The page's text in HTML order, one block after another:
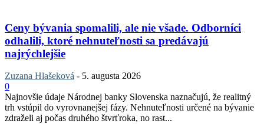
Ceny bývania spomalili, ale nie všade. Odborníci
odhalili, ktoré nehnuteľnosti sa predávajú
najrýchlejšie
Zuzana Hlašeková - 5. augusta 2026
0
Najnovšie údaje Národnej banky Slovenska naznačujú, že realitný
trh vstúpil do vyrovnanejšej fázy. Nehnuteľnosti určené na bývanie
zdraželi aj počas druhého štvrťroka, no rast...